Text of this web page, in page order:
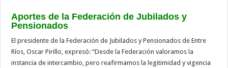
Aportes de la Federación de Jubilados y
Pensionados
El presidente de la Federación de Jubilados y Pensionados de Entre
Ríos, Oscar Pirillo, expresó: “Desde la Federación valoramos la
instancia de intercambio, pero reafirmamos la legitimidad y vigencia